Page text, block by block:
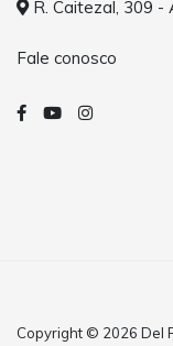
R. Caitezal, 309 -
Fale conosco
Copyright © 2026 Del